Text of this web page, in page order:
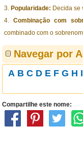
Popularidade: Decida se
Combinação com
combinado com o
Navegar por
A B C D E F G H I
Compartilhe este nome: